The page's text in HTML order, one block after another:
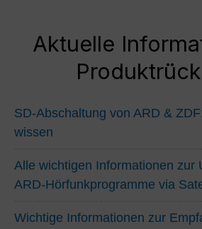
Aktuelle
SD-Abschaltung von ARD &
wissen
Alle wichtigen Informationen zur
ARD-Hörfunkprogramme via
Wichtige Informationen zur